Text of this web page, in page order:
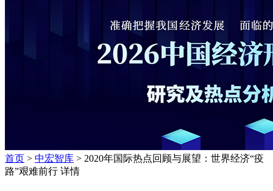
首页 > 中宏智库 > 2020年国际热点回顾与展望：世界经济“疫
路”艰难前行 详情